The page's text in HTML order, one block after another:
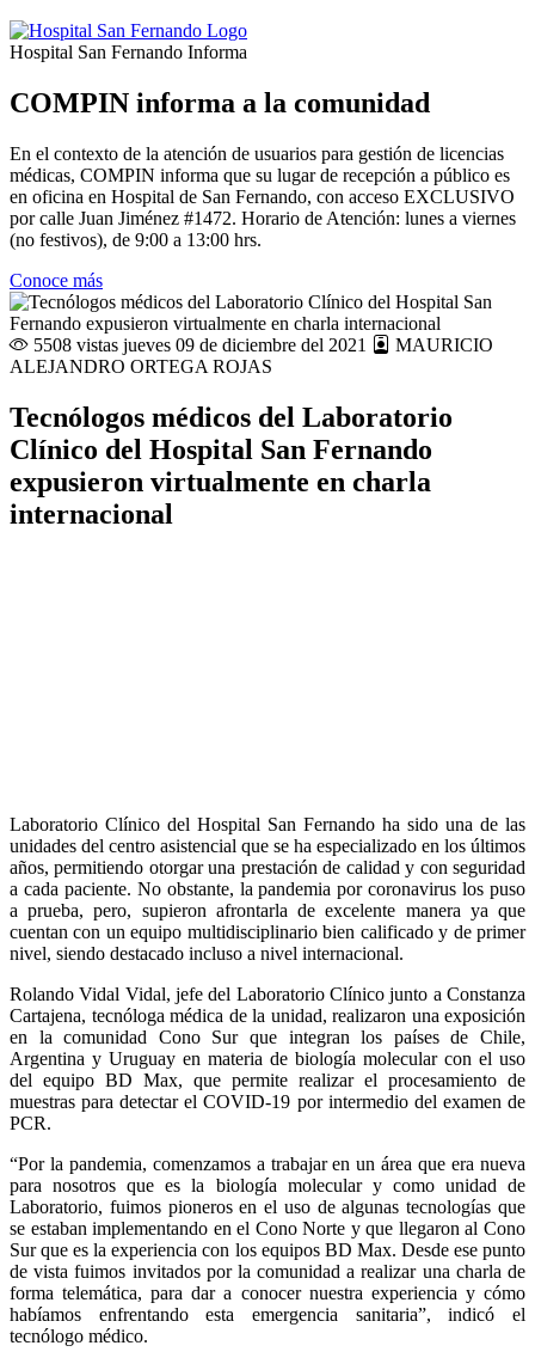
Hospital San Fernando Informa
COMPIN informa a la comunidad
En el contexto de la atención de usuarios para gestión de licencias
médicas, COMPIN informa que su lugar de recepción a público es
en oficina en Hospital de San Fernando, con acceso EXCLUSIVO
por calle Juan Jiménez #1472. Horario de Atención: lunes a viernes
(no festivos), de 9:00 a 13:00 hrs.
Conoce más
5508 vistas jueves 09 de diciembre del 2021
MAURICIO
ALEJANDRO ORTEGA ROJAS
Tecnólogos médicos del Laboratorio
Clínico del Hospital San Fernando
expusieron virtualmente en charla
internacional
Laboratorio Clínico del Hospital San Fernando ha sido una de las
unidades del centro asistencial que se ha especializado en los últimos
años, permitiendo otorgar una prestación de calidad y con seguridad
a cada paciente. No obstante, la pandemia por coronavirus los puso
a prueba, pero, supieron afrontarla de excelente manera ya que
cuentan con un equipo multidisciplinario bien calificado y de primer
nivel, siendo destacado incluso a nivel internacional.
Rolando Vidal Vidal, jefe del Laboratorio Clínico junto a Constanza
Cartajena, tecnóloga médica de la unidad, realizaron una exposición
en la comunidad Cono Sur que integran los países de Chile,
Argentina y Uruguay en materia de biología molecular con el uso
del equipo BD Max, que permite realizar el procesamiento de
muestras para detectar el COVID-19 por intermedio del examen de
PCR.
“Por la pandemia, comenzamos a trabajar en un área que era nueva
para nosotros que es la biología molecular y como unidad de
Laboratorio, fuimos pioneros en el uso de algunas tecnologías que
se estaban implementando en el Cono Norte y que llegaron al Cono
Sur que es la experiencia con los equipos BD Max. Desde ese punto
de vista fuimos invitados por la comunidad a realizar una charla de
forma telemática, para dar a conocer nuestra experiencia y cómo
habíamos enfrentando esta emergencia sanitaria”, indicó el
tecnólogo médico.